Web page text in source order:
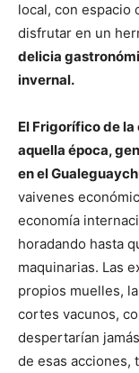
local, con espacio
disfrutar en un
delicia
invernal.
El Frigorífico de
aquella época,
en el
vaivenes
economía
horadando hasta
maquinarias. Las
propios muelles,
cortes vacunos,
despertarían
de esas acciones,